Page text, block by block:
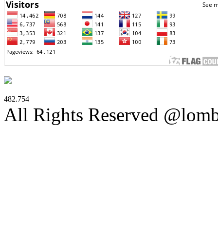
482.754
All Rights Reserved